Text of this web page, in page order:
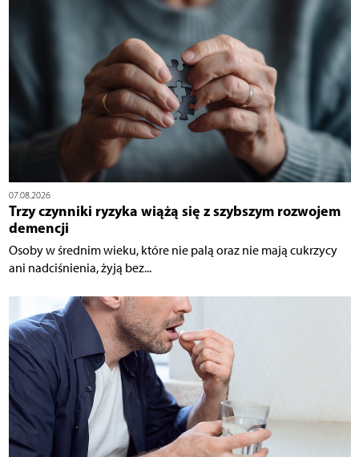
07.08.2026
Trzy czynniki ryzyka wiążą się z szybszym rozwojem
demencji
Osoby w średnim wieku, które nie palą oraz nie mają cukrzycy
ani nadciśnienia, żyją bez...